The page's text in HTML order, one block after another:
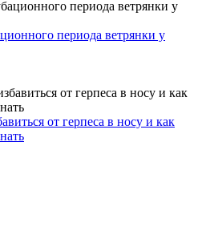
периода ветрянки у
от герпеса в носу и как